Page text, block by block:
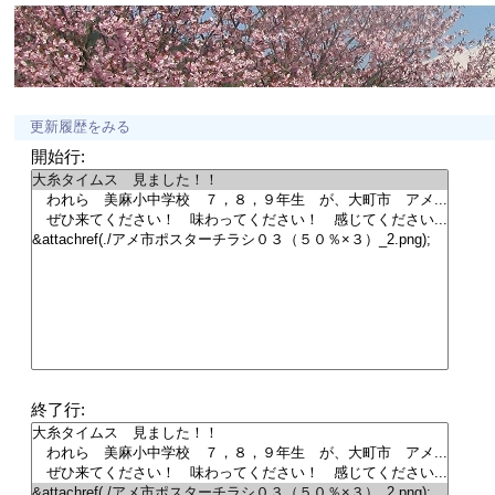
更新履歴をみる
開始行:
終了行: